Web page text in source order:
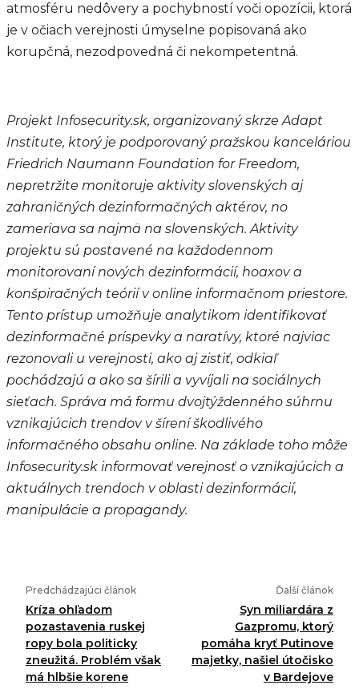
atmosféru nedôvery a pochybností voči opozícii, ktorá
je v očiach verejnosti úmyselne popisovaná ako
korupčná, nezodpovedná či nekompetentná.
Projekt Infosecurity.sk, organizovaný skrze Adapt
Institute, ktorý je podporovaný pražskou kanceláriou
Friedrich Naumann Foundation for Freedom,
nepretržite monitoruje aktivity slovenských aj
zahraničných dezinformačných aktérov, no
zameriava sa najmä na slovenských. Aktivity
projektu sú postavené na každodennom
monitorovaní nových dezinformácií, hoaxov a
konšpiračných teórií v online informačnom priestore.
Tento prístup umožňuje analytikom identifikovať
dezinformačné príspevky a naratívy, ktoré najviac
rezonovali u verejnosti, ako aj zistiť, odkiaľ
pochádzajú a ako sa šírili a vyvíjali na sociálnych
sieťach. Správa má formu dvojtýždenného súhrnu
vznikajúcich trendov v šírení škodlivého
informačného obsahu online. Na základe toho môže
Infosecurity.sk informovať verejnosť o vznikajúcich a
aktuálnych trendoch v oblasti dezinformácií,
manipulácie a propagandy.
Predchádzajúci článok
Kríza ohľadom
pozastavenia ruskej
ropy bola politicky
zneužitá. Problém však
má hlbšie korene
Ďalší článok
Syn miliardára z
Gazpromu, ktorý
pomáha kryť Putinove
majetky, našiel útočisko
v Bardejove